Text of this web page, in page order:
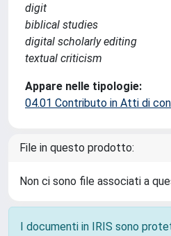
digit
biblical studies
digital scholarly editing
textual criticism
Appare nelle tipologie:
04.01 Contributo in Atti di
File in questo prodotto:
Non ci sono file associati a
I documenti in IRIS sono